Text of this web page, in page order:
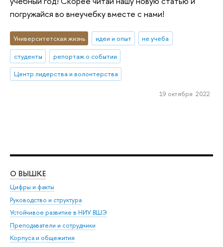
погружайся во внеучебку вместе с нами!
Университетская жизнь идеи и опыт
не учеба
студенты
репортаж о событии
Центр лидерства и волонтерства
19 октября 2022
О ВЫШКЕ
Цифры и факты
Руководство и структура
Устойчивое развитие в НИУ ВШЭ
Преподаватели и сотрудники
Корпуса и общежития